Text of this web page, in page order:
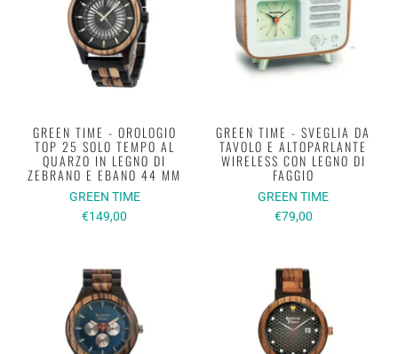
GREEN TIME - OROLOGIO
TOP 25 SOLO TEMPO AL
QUARZO IN LEGNO DI
ZEBRANO E EBANO 44 MM
GREEN TIME
€149,00
GREEN TIME - SVEGLIA DA
TAVOLO E ALTOPARLANTE
WIRELESS CON LEGNO DI
FAGGIO
GREEN TIME
€79,00